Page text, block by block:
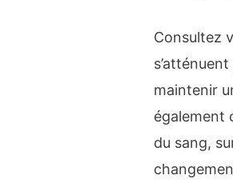
Consultez
maintenir
également
du sang,